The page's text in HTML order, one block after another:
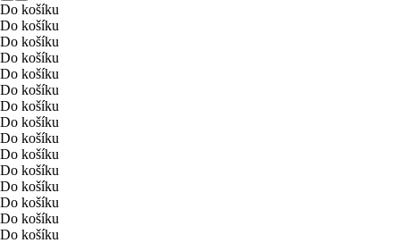
Do košíku
Do košíku
Do košíku
Do košíku
Do košíku
Do košíku
Do košíku
Do košíku
Do košíku
Do košíku
Do košíku
Do košíku
Do košíku
Do košíku
Do košíku